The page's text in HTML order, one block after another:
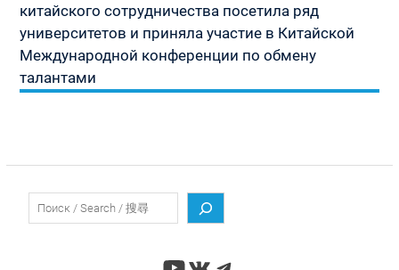
китайского сотрудничества посетила ряд
университетов и приняла участие в Китайской
Международной конференции по обмену
талантами